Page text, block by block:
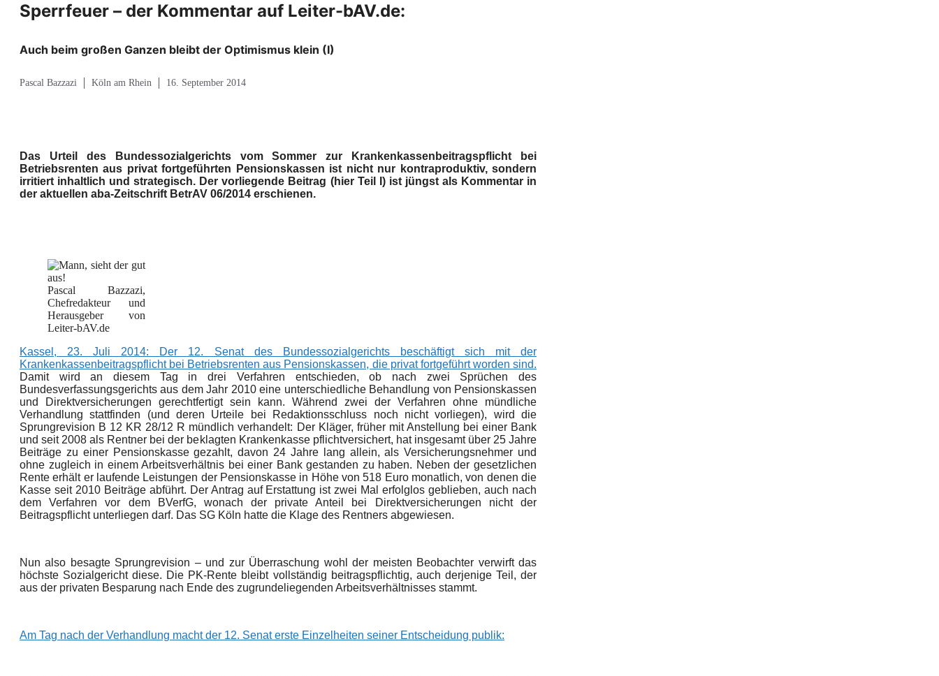
Sperrfeuer – der Kommentar auf Leiter-bAV.de:
Auch beim großen Ganzen bleibt der Optimismus klein (I)
Pascal Bazzazi Köln am Rhein 16. September 2014
Das Urteil des Bundessozialgerichts vom Sommer zur Krankenkassenbeitragspflicht bei
Betriebsrenten aus privat fortgeführten Pensionskassen ist nicht nur kontraproduktiv, sondern
irritiert inhaltlich und strategisch. Der vorliegende Beitrag (hier Teil I) ist jüngst als Kommentar in
der aktuellen aba-Zeitschrift BetrAV 06/2014 erschienen.
Pascal Bazzazi,
Chefredakteur und
Herausgeber von
Leiter-bAV.de
Kassel, 23. Juli 2014: Der 12. Senat des Bundessozialgerichts beschäftigt sich mit der
Krankenkassenbeitragspflicht bei Betriebsrenten aus Pensionskassen, die privat fortgeführt worden sind.
Damit wird an diesem Tag in drei Verfahren entschieden, ob nach zwei Sprüchen des
Bundesverfassungsgerichts aus dem Jahr 2010 eine unterschiedliche Behandlung von Pensionskassen
und Direktversicherungen gerechtfertigt sein kann. Während zwei der Verfahren ohne mündliche
Verhandlung stattfinden (und deren Urteile bei Redaktionsschluss noch nicht vorliegen), wird die
Sprungrevision B 12 KR 28/12 R mündlich verhandelt: Der Kläger, früher mit Anstellung bei einer Bank
und seit 2008 als Rentner bei der beklagten Krankenkasse pflichtversichert, hat insgesamt über 25 Jahre
Beiträge zu einer Pensionskasse gezahlt, davon 24 Jahre lang allein, als Versicherungsnehmer und
ohne zugleich in einem Arbeitsverhältnis bei einer Bank gestanden zu haben. Neben der gesetzlichen
Rente erhält er laufende Leistungen der Pensionskasse in Höhe von 518 Euro monatlich, von denen die
Kasse seit 2010 Beiträge abführt. Der Antrag auf Erstattung ist zwei Mal erfolglos geblieben, auch nach
dem Verfahren vor dem BVerfG, wonach der private Anteil bei Direktversicherungen nicht der
Beitragspflicht unterliegen darf. Das SG Köln hatte die Klage des Rentners abgewiesen.
Nun also besagte Sprungrevision – und zur Überraschung wohl der meisten Beobachter verwirft das
höchste Sozialgericht diese. Die PK-Rente bleibt vollständig beitragspflichtig, auch derjenige Teil, der
aus der privaten Besparung nach Ende des zugrundeliegenden Arbeitsverhältnisses stammt.
Am Tag nach der Verhandlung macht der 12. Senat erste Einzelheiten seiner Entscheidung publik: